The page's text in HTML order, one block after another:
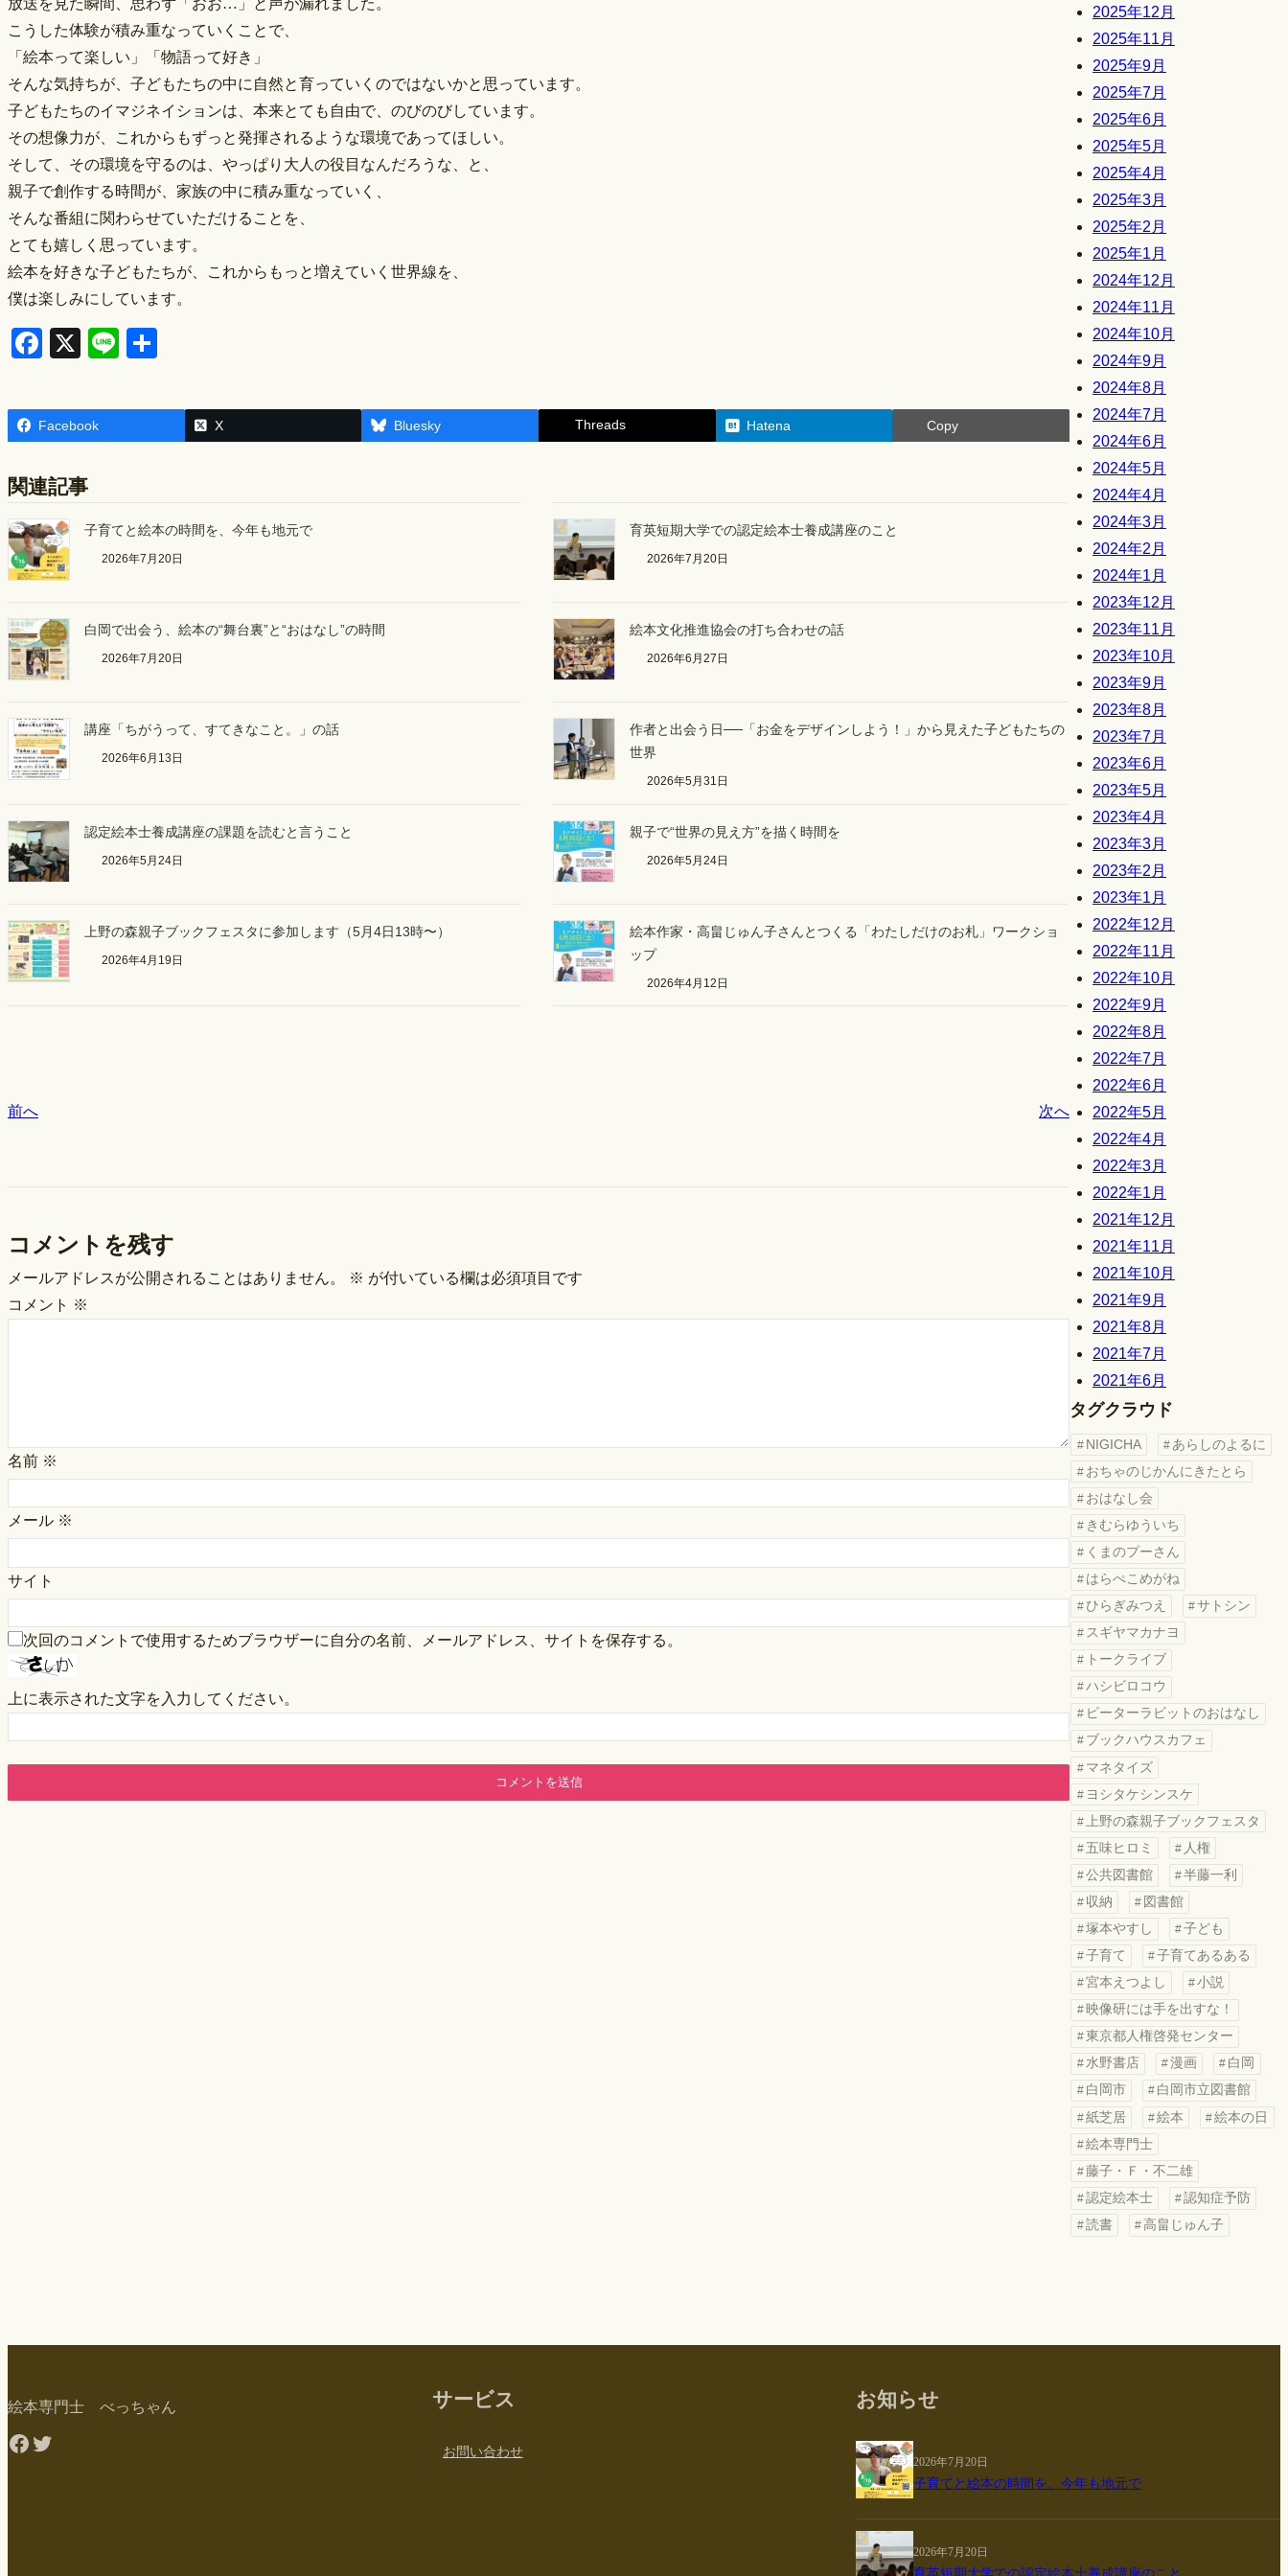
放送を見た瞬間、思わず「おお…」と声が漏れました。
こうした体験が積み重なっていくことで、
「絵本って楽しい」「物語って好き」
そんな気持ちが、子どもたちの中に自然と育っていくのではないかと思っています。
子どもたちのイマジネイションは、本来とても自由で、のびのびしています。
その想像力が、これからもずっと発揮されるような環境であってほしい。
そして、その環境を守るのは、やっぱり大人の役目なんだろうな、と、
親子で創作する時間が、家族の中に積み重なっていく、
そんな番組に関わらせていただけることを、
とても嬉しく思っています。
絵本を好きな子どもたちが、これからもっと増えていく世界線を、
僕は楽しみにしています。
F
c
e
b
o
o
k
X
Li
e
ar
e
Facebook X Bluesky Threads Hatena Copy
関連記事
子育てと絵本の時間を、今年も地元で
2026年7月20日
育英短期大学での認定絵本士養成講座のこと
2026年7月20日
白岡で出会う、絵本の“舞台裏”と“おはなし”の時間
2026年7月20日
絵本文化推進協会の打ち合わせの話
2026年6月27日
講座「ちがうって、すてきなこと。」の話
2026年6月13日
作者と出会う日──「お金をデザインしよう！」から見えた子どもたちの
世界
2026年5月31日
認定絵本士養成講座の課題を読むと言うこと
2026年5月24日
親子で“世界の見え方”を描く時間を
2026年5月24日
上野の森親子ブックフェスタに参加します（5月4日13時〜）
2026年4月19日
絵本作家・高畠じゅん子さんとつくる「わたしだけのお札」ワークショ
ップ
2026年4月12日
前へ 次へ
コメントを残す
メールアドレスが公開されることはありません。 ※ が付いている欄は必須項目です
コメント ※
名前 ※
メール ※
サイト
次回のコメントで使用するためブラウザーに自分の名前、メールアドレス、サイトを保存する。
上に表示された文字を入力してください。
2025年12月
2025年11月
2025年9月
2025年7月
2025年6月
2025年5月
2025年4月
2025年3月
2025年2月
2025年1月
2024年12月
2024年11月
2024年10月
2024年9月
2024年8月
2024年7月
2024年6月
2024年5月
2024年4月
2024年3月
2024年2月
2024年1月
2023年12月
2023年11月
2023年10月
2023年9月
2023年8月
2023年7月
2023年6月
2023年5月
2023年4月
2023年3月
2023年2月
2023年1月
2022年12月
2022年11月
2022年10月
2022年9月
2022年8月
2022年7月
2022年6月
2022年5月
2022年4月
2022年3月
2022年1月
2021年12月
2021年11月
2021年10月
2021年9月
2021年8月
2021年7月
2021年6月
タグクラウド
NIGICHA
あらしのよるに
おちゃのじかんにきたとら
おはなし会
きむらゆういち
くまのプーさん
はらぺこめがね
ひらぎみつえ
サトシン
スギヤマカナヨ
トークライブ
ハシビロコウ
ピーターラビットのおはなし
ブックハウスカフェ
マネタイズ
ヨシタケシンスケ
上野の森親子ブックフェスタ
五味ヒロミ
人権
公共図書館
半藤一利
収納
図書館
塚本やすし
子ども
子育て
子育てあるある
宮本えつよし
小説
映像研には手を出すな！
東京都人権啓発センター
水野書店
漫画
白岡
白岡市
白岡市立図書館
紙芝居
絵本
絵本の日
絵本専門士
藤子・Ｆ・不二雄
認定絵本士
認知症予防
読書
高畠じゅん子
絵本専門士 べっちゃん
Facebook
Twitter
サービス
お問い合わせ
お知らせ
2026年7月20日
子育てと絵本の時間を、今年も地元で
2026年7月20日